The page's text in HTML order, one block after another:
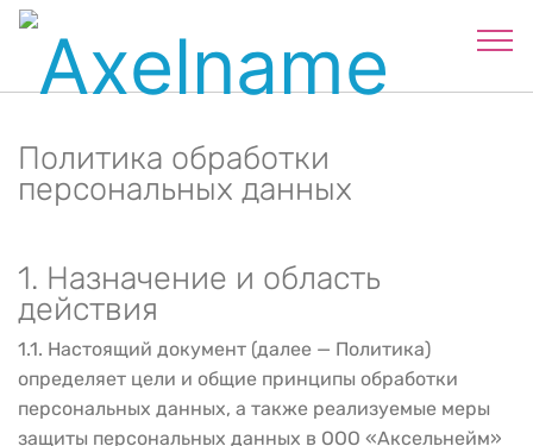
Политика обработки
персональных данных
1. Назначение и область
действия
1.1. Настоящий документ (далее — Политика)
определяет цели и общие принципы обработки
персональных данных, а также реализуемые меры
защиты персональных данных в ООО «Аксельнейм»